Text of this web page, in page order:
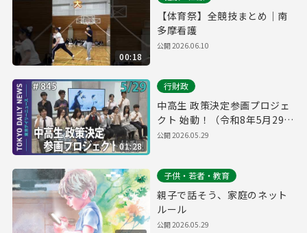
00:18
【体育祭】全競技まとめ｜南
多摩看護
公開2026.06.10
01:28
行財政
中高生 政策決定参画プロジェ
クト 始動！（令和8年5月29日
東京デイリーニュース
公開2026.05.29
子供・若者・教育
親子で話そう、家庭のネット
ルール
公開2026.05.29